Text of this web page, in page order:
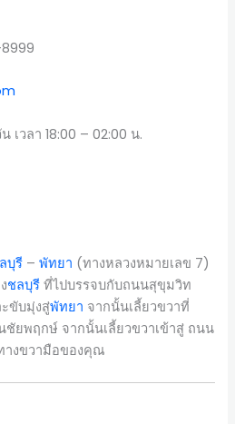
เวลา 18:00 – 02:00 น.
บุรี –พัทยา (ทางหลวงหมายเลข 7)
ชลบุรี ที่ไปบรรจบกับถนนสุขุมวิท
ขับมุ่งสู่พัทยา จากนั้นเลี้ยวขวาที่
ยพฤกษ์ จากนั้นเลี้ยวขวาเข้าสู่ ถนน
างขวามือของคุณ